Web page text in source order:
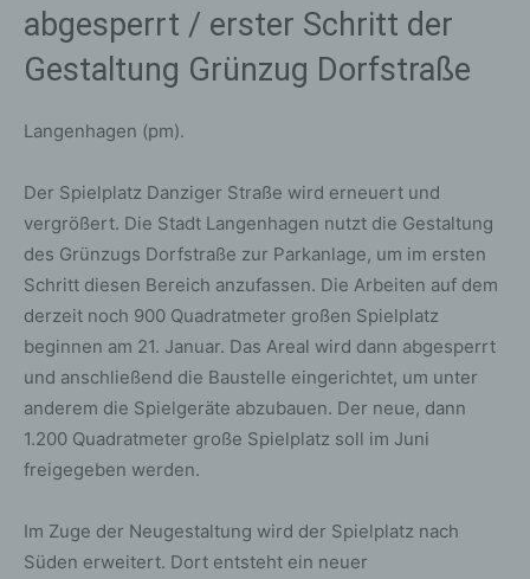
abgesperrt / erster Schritt der
Gestaltung Grünzug Dorfstraße
Langenhagen (pm).
Der Spielplatz Danziger Straße wird erneuert und
vergrößert. Die Stadt Langenhagen nutzt die Gestaltung
des Grünzugs Dorfstraße zur Parkanlage, um im ersten
Schritt diesen Bereich anzufassen. Die Arbeiten auf dem
derzeit noch 900 Quadratmeter großen Spielplatz
beginnen am 21. Januar. Das Areal wird dann abgesperrt
und anschließend die Baustelle eingerichtet, um unter
anderem die Spielgeräte abzubauen. Der neue, dann
1.200 Quadratmeter große Spielplatz soll im Juni
freigegeben werden.
Im Zuge der Neugestaltung wird der Spielplatz nach
Süden erweitert. Dort entsteht ein neuer